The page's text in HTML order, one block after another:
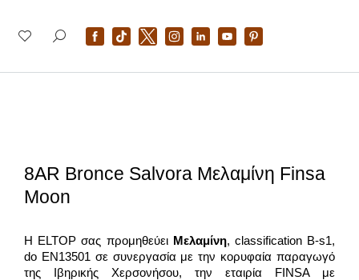
8AR Bronce Salvora Μελαμίνη Finsa
Moon
Η ELTOP σας προμηθεύειΜελαμίνη, classification B-s1,
do EN13501 σε συνεργασία με την κορυφαία παραγωγό
της Ιβηρικής Χερσονήσου, την εταιρία FINSA με